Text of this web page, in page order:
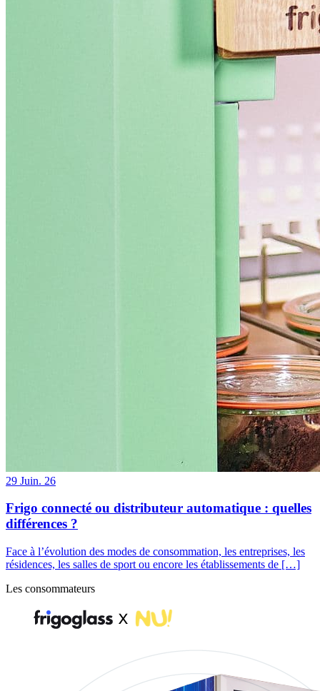
29 Juin. 26
Frigo connecté ou distributeur automatique : quelles
différences ?
Face à l’évolution des modes de consommation, les entreprises, les
résidences, les salles de sport ou encore les établissements de […]
Les consommateurs